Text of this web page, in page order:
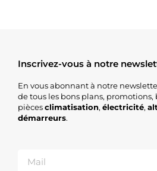
Inscrivez-vous à notre
En vous abonnant à notre
de tous les bons plans, promotions,
piècesclimatisation, électricité,
démarreurs.